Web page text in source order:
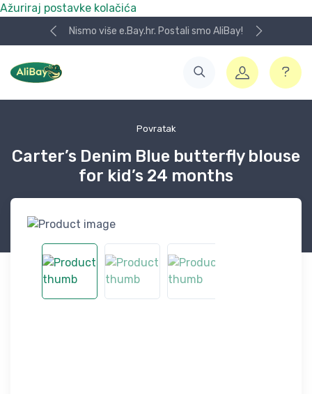
Ažuriraj postavke kolačića
Nismo više e.Bay.hr. Postali smo AliBay!
Povratak
Carter’s Denim Blue butterfly blouse
for kid’s 24 months